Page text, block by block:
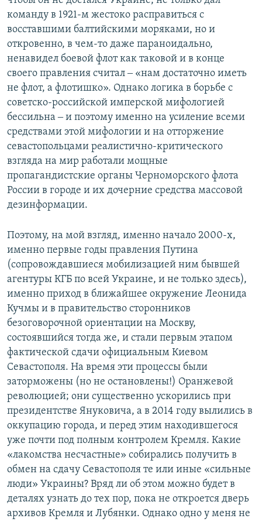
команду в 1921-м жестоко расправиться с
восставшими балтийскими моряками, но и
откровенно, в чем-то даже параноидально,
ненавидел боевой флот как таковой и в конце
своего правления считал ‒ «нам достаточно иметь
не флот, а флотишко». Однако логика в борьбе с
советско-российской имперской мифологией
бессильна ‒ и поэтому именно на усиление всеми
средствами этой мифологии и на отторжение
севастопольцами реалистично-критического
взгляда на мир работали мощные
пропагандистские органы Черноморского флота
России в городе и их дочерние средства массовой
дезинформации.
Поэтому, на мой взгляд, именно начало 2000-х,
именно первые годы правления Путина
(сопровождавшиеся мобилизацией ним бывшей
агентуры КГБ по всей Украине, и не только здесь),
именно приход в ближайшее окружение Леонида
Кучмы и в правительство сторонников
безоговорочной ориентации на Москву,
состоявшийся тогда же, и стали первым этапом
фактической сдачи официальным Киевом
Севастополя. На время эти процессы были
заторможены (но не остановлены!) Оранжевой
революцией; они существенно ускорились при
президентстве Януковича, а в 2014 году вылились в
оккупацию города, и перед этим находившегося
уже почти под полным контролем Кремля. Какие
«лакомства несчастные» собирались получить в
обмен на сдачу Севастополя те или иные «сильные
люди» Украины? Вряд ли об этом можно будет в
деталях узнать до тех пор, пока не откроется дверь
архивов Кремля и Лубянки. Однако одно у меня не